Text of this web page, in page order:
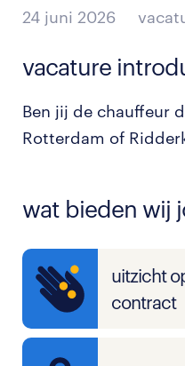
24 juni 2026
vacature
Ben jij de chauffeur
Rotterdam of
wat bieden wij
uitzicht
contract